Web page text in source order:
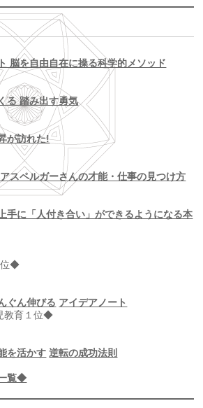
脳を自由自在に操る科学的メソッド
る 踏み出す勇気
が訪れた!
スペルガーさんの才能・仕事の見つけ方
手に「人付き合い」ができるようになる本
位◆
ぐん伸びる アイデアノート
教育１位◆
を活かす 逆転の成功法則
覧◆